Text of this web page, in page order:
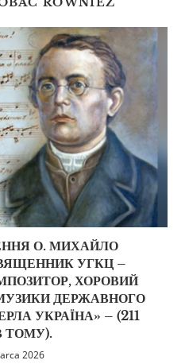
О. МИХАЙЛО
УГКЦ –
ХОРОВИЙ
ДЕРЖАВНОГО
УКРАЇНА» – (211
ТОМУ).
2026